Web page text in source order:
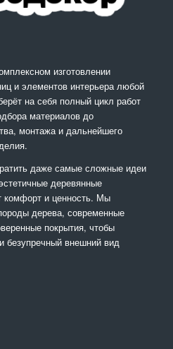
изготовлении
и элементов интерьера любой
на себя полный цикл работ
материалов до
монтажа и дальнейшего
даже самые сложные идеи
деревянные
комфорт и ценность. Мы
дерева, современные
покрытия, чтобы
безупречный внешний вид